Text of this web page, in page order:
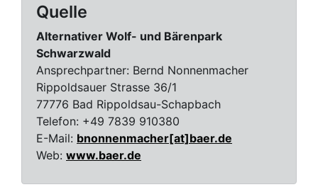
Quelle
Alternativer Wolf- und Bärenpark
Schwarzwald
Ansprechpartner: Bernd Nonnenmacher
Rippoldsauer Strasse 36/1
77776 Bad Rippoldsau-Schapbach
Telefon: +49 7839 910380
E-Mail: bnonnenmacher[at]baer.de
Web: www.baer.de